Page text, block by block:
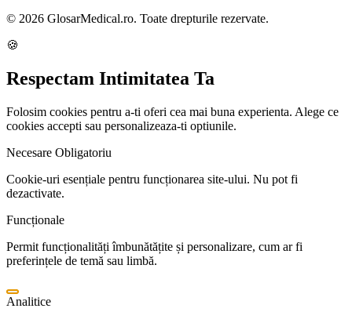
© 2026 GlosarMedical.ro. Toate drepturile rezervate.
🍪
Respectam Intimitatea Ta
Folosim cookies pentru a-ti oferi cea mai buna experienta. Alege ce
cookies accepti sau personalizeaza-ti optiunile.
Necesare Obligatoriu
Cookie-uri esențiale pentru funcționarea site-ului. Nu pot fi
dezactivate.
Funcționale
Permit funcționalități îmbunătățite și personalizare, cum ar fi
preferințele de temă sau limbă.
Analitice